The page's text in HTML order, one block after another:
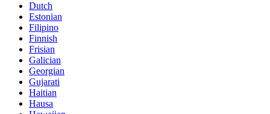
Dutch
Estonian
Filipino
Finnish
Frisian
Galician
Georgian
Gujarati
Haitian
Hausa